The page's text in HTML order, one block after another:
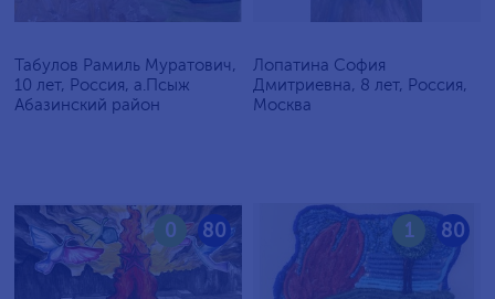
Табулов Рамиль Муратович,
10 лет, Россия, а.Псыж
Абазинский район
Лопатина София
Дмитриевна, 8 лет, Россия,
Москва
80
0 80
1